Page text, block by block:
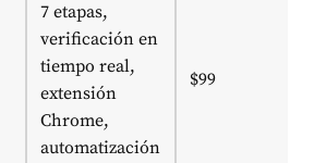
7 etapas,
verificación en
tiempo real,
extensión
Chrome,
automatización
$99